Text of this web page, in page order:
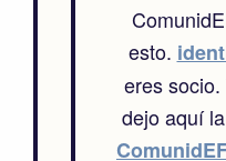
esto.
eres
dejo aquí